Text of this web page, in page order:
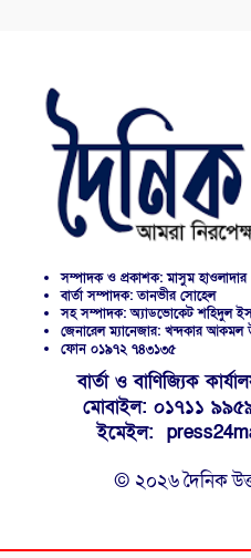
সম্পাদক ও প্রকাশক: মাসুম হাওলাদার
বার্তা সম্পাদক: তানভীর সোহেল
সহ সম্পাদক: অ্যাডভোকেট শহিদুল
জেনারেল ম্যানেজার: খন্দকার আকমল
ফোন ০১৯৭২ ৭৪৩১৩৫
বার্তা ও বাণিজ্যিক
মোবাইল: ০১৭১১
ইমেইল:
© ২০২৬ দৈনিক